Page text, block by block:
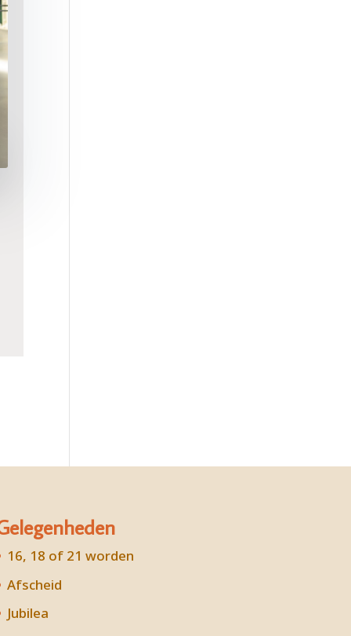
16, 18 of 21 worden
Afscheid
Jubilea